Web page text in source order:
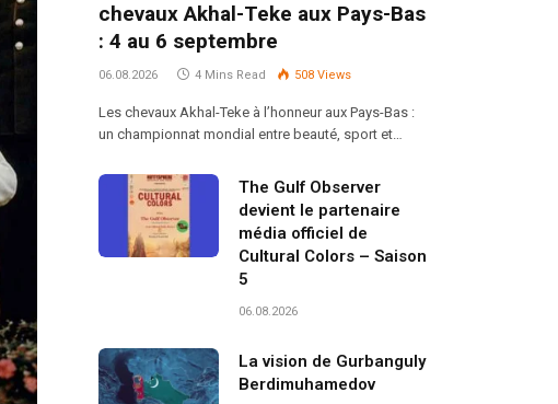
chevaux Akhal-Teke aux Pays-Bas
: 4 au 6 septembre
06.08.2026 4 Mins Read 508 Views
Les chevaux Akhal-Teke à l’honneur aux Pays-Bas :
un championnat mondial entre beauté, sport et…
The Gulf Observer
devient le partenaire
média officiel de
Cultural Colors – Saison
5
06.08.2026
La vision de Gurbanguly
Berdimuhamedov